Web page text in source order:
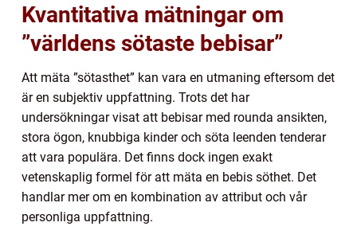
Kvantitativa mätningar om
”världens sötaste bebisar”
Att mäta ”sötasthet” kan vara en utmaning eftersom det
är en subjektiv uppfattning. Trots det har
undersökningar visat att bebisar med rounda ansikten,
stora ögon, knubbiga kinder och söta leenden tenderar
att vara populära. Det finns dock ingen exakt
vetenskaplig formel för att mäta en bebis söthet. Det
handlar mer om en kombination av attribut och vår
personliga uppfattning.